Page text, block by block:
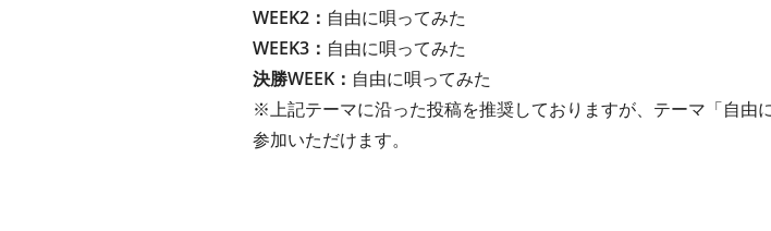
WEEK2： 自由に唄ってみた
WEEK3： 自由に唄ってみた
決勝WEEK： 自由に唄ってみた
※上記テーマに沿った投稿を推奨しておりますが、テーマ「自由
参加いただけます。